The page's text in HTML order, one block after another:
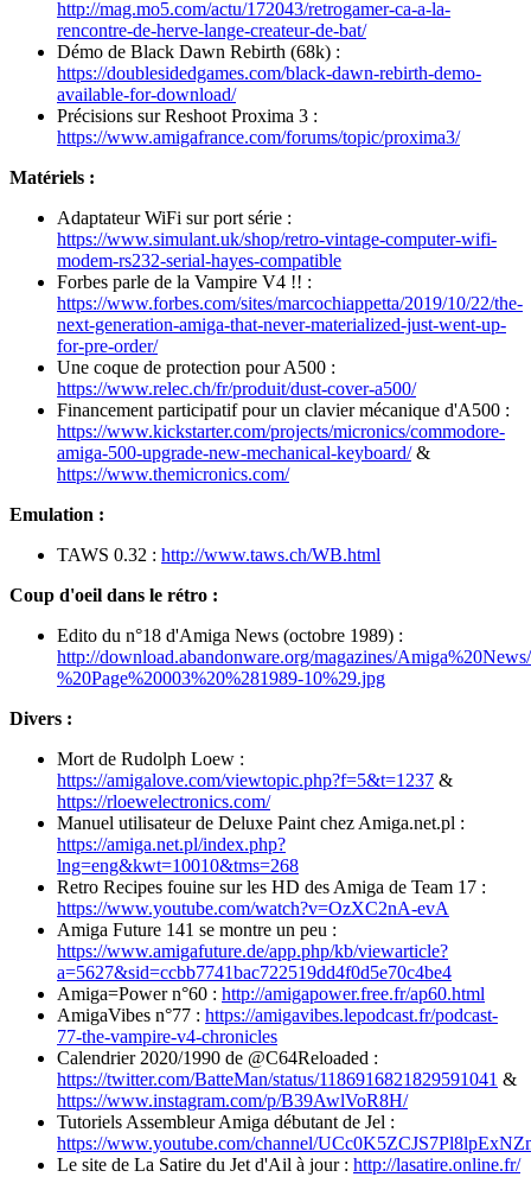
http://mag.mo5.com/actu/172043/retrogamer-ca-a-la-
rencontre-de-herve-lange-createur-de-bat/
Démo de Black Dawn Rebirth (68k) :
https://doublesidedgames.com/black-dawn-rebirth-demo-
available-for-download/
Précisions sur Reshoot Proxima 3 :
https://www.amigafrance.com/forums/topic/proxima3/
Matériels :
Adaptateur WiFi sur port série :
https://www.simulant.uk/shop/retro-vintage-computer-wifi-
modem-rs232-serial-hayes-compatible
Forbes parle de la Vampire V4 !! :
https://www.forbes.com/sites/marcochiappetta/2019/10/22/the-
next-generation-amiga-that-never-materialized-just-went-up-
for-pre-order/
Une coque de protection pour A500 :
https://www.relec.ch/fr/produit/dust-cover-a500/
Financement participatif pour un clavier mécanique d'A500 :
https://www.kickstarter.com/projects/micronics/commodore-
amiga-500-upgrade-new-mechanical-keyboard/&
https://www.themicronics.com/
Emulation :
TAWS 0.32 : http://www.taws.ch/WB.html
Coup d'oeil dans le rétro :
Edito du n°18 d'Amiga News (octobre 1989) :
http://download.abandonware.org/magazines/
%20Page%20003%20%281989-10%29.jpg
Divers :
Mort de Rudolph Loew :
https://amigalove.com/viewtopic.php?f=5&t=1237 &
https://rloewelectronics.com/
Manuel utilisateur de Deluxe Paint chez Amiga.net.pl :
https://amiga.net.pl/index.php?
lng=eng&kwt=10010&tms=268
Retro Recipes fouine sur les HD des Amiga de Team 17 :
https://www.youtube.com/watch?v=OzXC2nA-evA
Amiga Future 141 se montre un peu :
https://www.amigafuture.de/app.php/kb/viewarticle?
a=5627&sid=ccbb7741bac722519dd4f0d5e70c4be4
Amiga=Power n°60 : http://amigapower.free.fr/ap60.html
AmigaVibes n°77 : https://amigavibes.lepodcast.fr/podcast-
77-the-vampire-v4-chronicles
Calendrier 2020/1990 de @C64Reloaded :
https://twitter.com/BatteMan/status/1186916821829591041 &
https://www.instagram.com/p/B39AwlVoR8H/
Tutoriels Assembleur Amiga débutant de Jel :
https://www.youtube.com/channel/
Le site de La Satire du Jet d'Ail à jour : http://lasatire.online.fr/